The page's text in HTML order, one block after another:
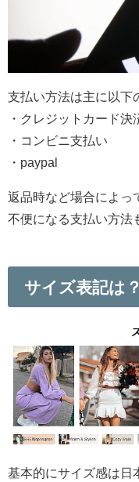
支払い方法は主に以下
・クレジットカード決
・コンビニ支払い
・ paypal
返品時など場合によっ
不便になる支払い方法
サイズ表記は？
基本的にサイズ感は日